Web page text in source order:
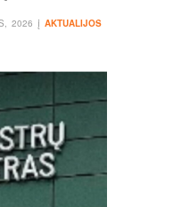
2026 į AKTUALIJOS